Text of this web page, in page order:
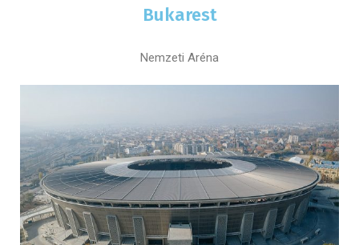
Bukarest
Nemzeti Aréna